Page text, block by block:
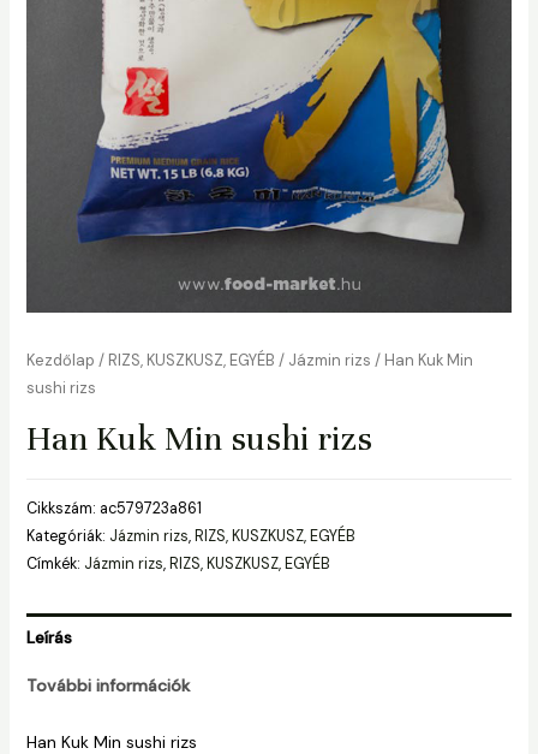
Kezdőlap / RIZS, KUSZKUSZ, EGYÉB / Jázmin rizs / Han Kuk Min
sushi rizs
Han Kuk Min sushi rizs
Cikkszám: ac579723a861
Kategóriák: Jázmin rizs, RIZS, KUSZKUSZ, EGYÉB
Címkék: Jázmin rizs, RIZS, KUSZKUSZ, EGYÉB
Leírás
További információk
Han Kuk Min sushi rizs